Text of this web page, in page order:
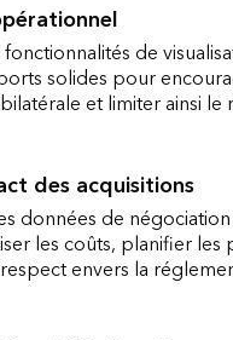
de
solides pour
et limiter ainsi le
des acquisitions
données de
les coûts, planifier les
envers la